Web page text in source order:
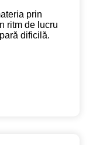
prin
ritm de lucru
dificilă.